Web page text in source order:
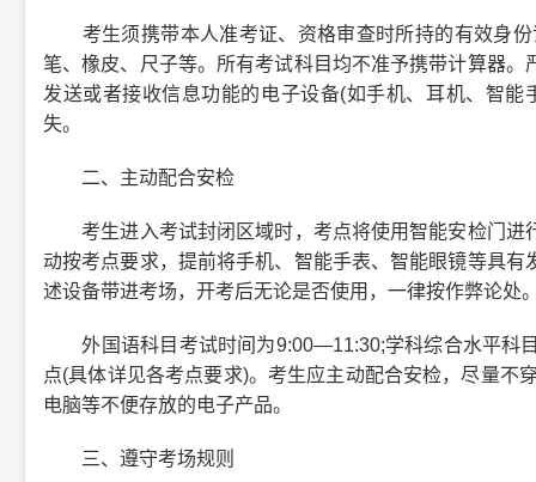
考生须携带本人准考证、资格审查时所持的有效身份
笔、橡皮、尺子等。所有考试科目均不准予携带计算器
发送或者接收信息功能的电子设备(如手机、耳机、智
失。
二、主动配合安检
考生进入考试封闭区域时，考点将使用智能安检门进
动按考点要求，提前将手机、智能手表、智能眼镜等具
述设备带进考场，开考后无论是否使用，一律按作弊论处
外国语科目考试时间为9:00—11:30;学科综合水平科
点(具体详见各考点要求)。考生应主动配合安检，尽量不
电脑等不便存放的电子产品。
三、遵守考场规则